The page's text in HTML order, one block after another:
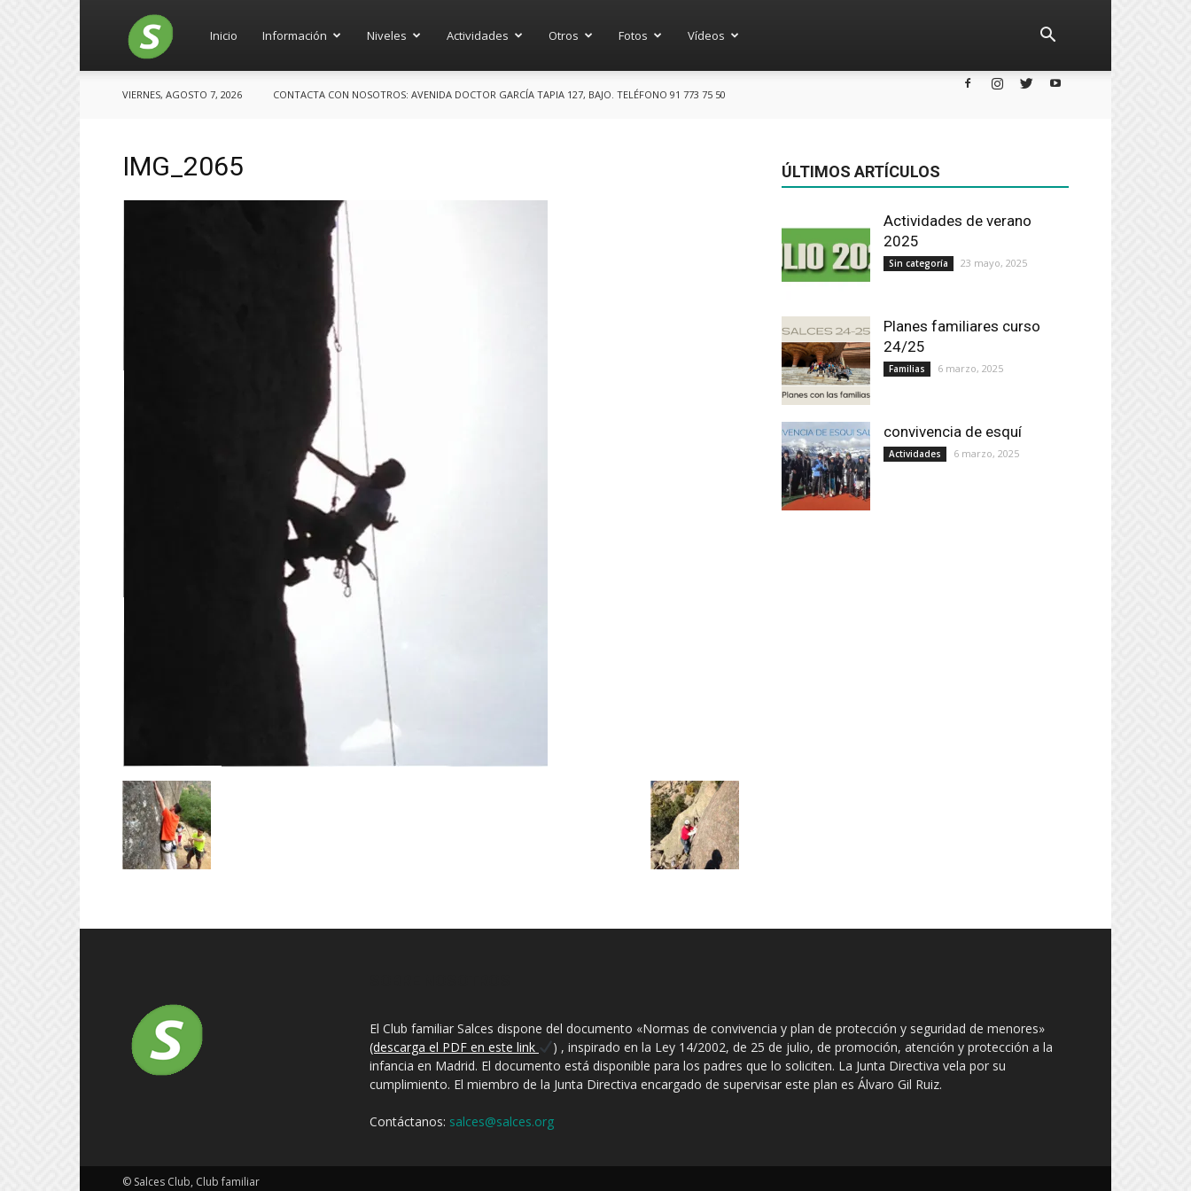
Salces
Inicio Información Niveles Actividades Otros Fotos Vídeos
VIERNES, AGOSTO 7, 2026 CONTACTA CON NOSOTROS: AVENIDA DOCTOR GARCÍA TAPIA 127, BAJO. TELÉFONO 91 773 75 50
IMG_2065 ÚLTIMOS ARTÍCULOS
Actividades de verano
2025
Sin categoría 23 mayo, 2025
Planes familiares curso
24/25
Familias 6 marzo, 2025
convivencia de esquí
Actividades 6 marzo, 2025
El Club familiar Salces dispone del documento «Normas de convivencia y plan de protección y seguridad de menores»
(descarga el PDF en este link
) , inspirado en la Ley 14/2002, de 25 de julio, de promoción, atención y protección a la
infancia en Madrid. El documento está disponible para los padres que lo soliciten. La Junta Directiva vela por su
cumplimiento. El miembro de la Junta Directiva encargado de supervisar este plan es Álvaro Gil Ruiz.
Contáctanos: salces@salces.org
© Salces Club, Club familiar